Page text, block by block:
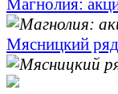
Магнолия:
Мясницкий